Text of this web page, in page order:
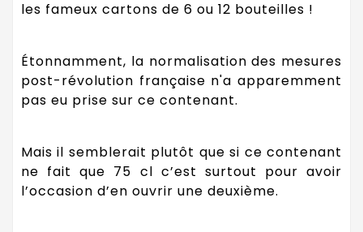
les fameux cartons de 6 ou 12 bouteilles !
Étonnamment, la normalisation des mesures
post-révolution française n'a apparemment
pas eu prise sur ce contenant.
Mais il semblerait plutôt que si ce contenant
ne fait que 75 cl c’est surtout pour avoir
l’occasion d’en ouvrir une deuxième.